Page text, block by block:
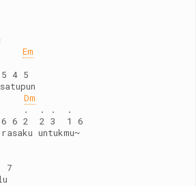
Em
4 5
Dm
.  . .  .
6 2  2 3  1 6
untukmu~
7